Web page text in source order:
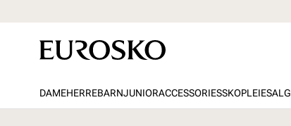
DAMEHERREBARNJUNIORACCESSORIESSKOPLEIESALG